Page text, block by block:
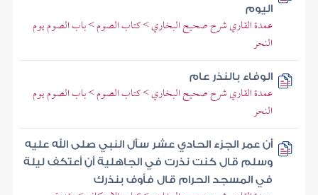
اليوم
عمدة القاري شرح صحيح البخاري > كتاب الصوم > باب الصوم يوم
النحر
الوفاء بالنذر عام
عمدة القاري شرح صحيح البخاري > كتاب الصوم > باب الصوم يوم
النحر
أن عمر الجزء الحادي عشر سأل النبي صلى الله عليه
وسلم قال كنت نذرت في الجاهلية أن أعتكف ليلة
في المسجد الحرام قال فأوف بنذرك